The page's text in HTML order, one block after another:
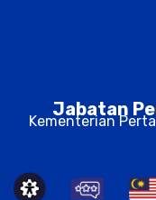
Jabatan
Kementerian